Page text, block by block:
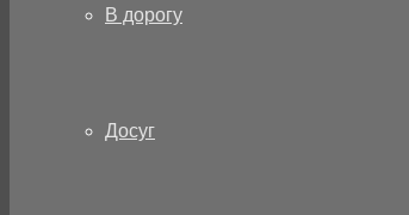
В дорогу
Досуг